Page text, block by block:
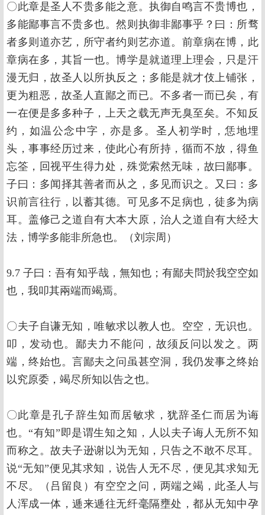
〇此章是圣人不贵多能之意。执御自鸣言不贵博也，
多能鄙事言不贵多也。然则执御非鄙事乎？曰：所骛
者多则道亦艺，所守者约则艺亦道。前章病在博，此
章病在多，其旨一也。博学是就道理上理会，只是汗
漫无归，故圣人以所执反之；多能是就才伎上铺张，
更为粗恶，故圣人直鄙之而已。不多者一而已矣，有
一在便是多多种子，上天之载无声无臭至矣。不知反
约，如温公念中字，亦是多。圣人初学时，恁地埋
头，事事经历过来，使此心有所持，循而不放，得鱼
忘筌，回视平生得力处，殊觉索然无味，故曰鄙事。
子曰：多闻择其善者而从之，多见而识之。又曰：多
识前言往行，以蓄其德。可见多不足病也，徒多为病
耳。盖修己之道自有大本大原，治人之道自有大经大
法，博学多能非所急也。（刘宗周）
9.7 子曰：吾有知乎哉，無知也；有鄙夫問於我空空如
也，我叩其兩端而竭焉。
〇夫子自谦无知，唯敏求以教人也。空空，无识也。
叩，发动也。鄙夫力不能问，故须反问以发之。两
端，终始也。言鄙夫之问虽甚空洞，我仍发事之终始
以究原委，竭尽所知以告之也。
〇此章是孔子辞生知而居敏求，犹辞圣仁而居为诲
也。“有知”即是谓生知之知，人以夫子诲人无所不知
而称之。故夫子逊谢以为无知，只告之不敢不尽耳。
说“无知”便见其求知，说告人无不尽，便见其求知无
不尽。（吕留良）有空空之问，两端之竭，此圣人与
人浑成一体，逓来逓往无纤毫隔壅处，都从无知中孕